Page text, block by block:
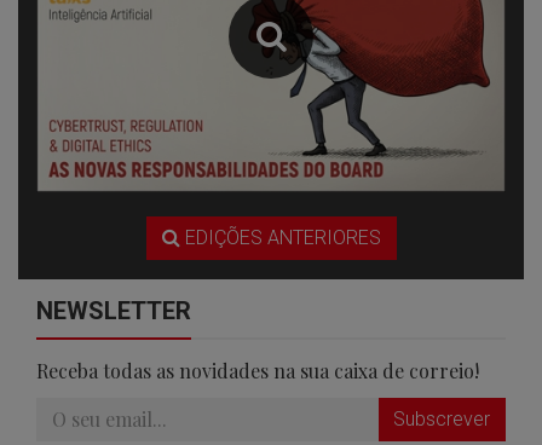
EDIÇÕES ANTERIORES
NEWSLETTER
Receba todas as novidades na sua caixa de correio!
Subscrever